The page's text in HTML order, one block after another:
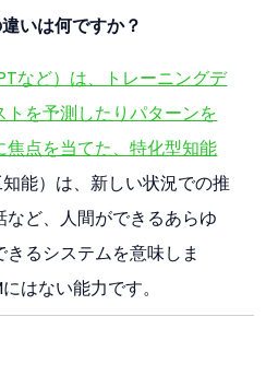
いは何ですか？
など）は、トレーニングデ
を予測したりパターンを
点を当てた、特化型知能
能）は、新しい状況での推
ど、人間ができるあらゆ
るシステムを意味しま
はない能力です。